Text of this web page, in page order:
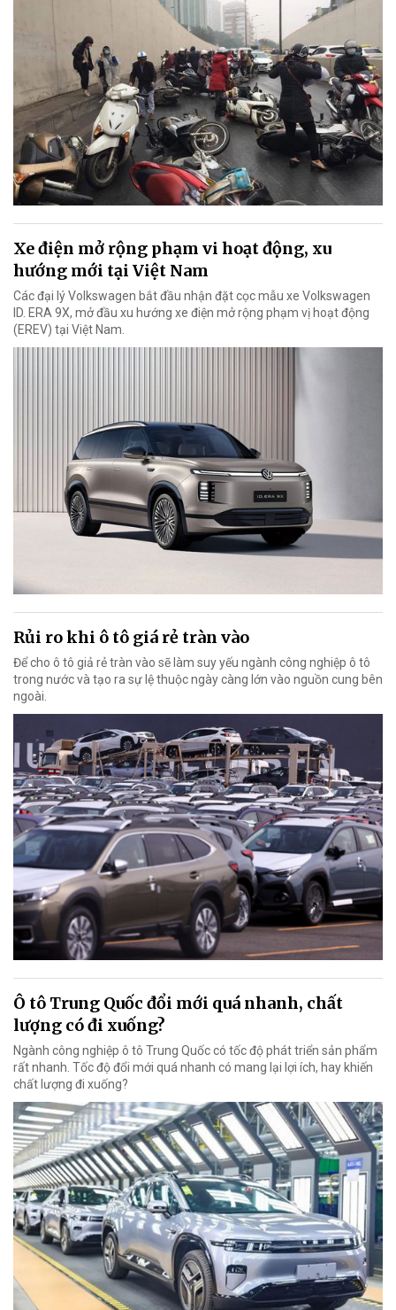
Xe điện mở rộng phạm vi hoạt động, xu
hướng mới tại Việt Nam
Các đại lý Volkswagen bắt đầu nhận đặt cọc mẫu xe Volkswagen
ID. ERA 9X, mở đầu xu hướng xe điện mở rộng phạm vị hoạt động
(EREV) tại Việt Nam.
Rủi ro khi ô tô giá rẻ tràn vào
Để cho ô tô giả rẻ tràn vào sẽ làm suy yếu ngành công nghiệp ô tô
trong nước và tạo ra sự lệ thuộc ngày càng lớn vào nguồn cung bên
ngoài.
Ô tô Trung Quốc đổi mới quá nhanh, chất
lượng có đi xuống?
Ngành công nghiệp ô tô Trung Quốc có tốc độ phát triển sản phẩm
rất nhanh. Tốc độ đổi mới quá nhanh có mang lại lợi ích, hay khiến
chất lượng đi xuống?